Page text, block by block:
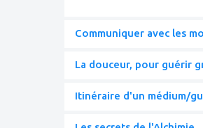
Communiquer avec les
La douceur, pour guérir
Itinéraire d'un médium/